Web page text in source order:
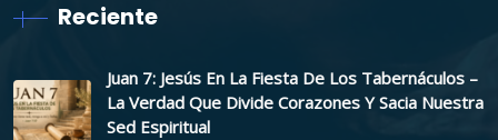
Reciente
Juan 7: Jesús En La Fiesta De Los Tabernáculos –
La Verdad Que Divide Corazones Y Sacia Nuestra
Sed Espiritual